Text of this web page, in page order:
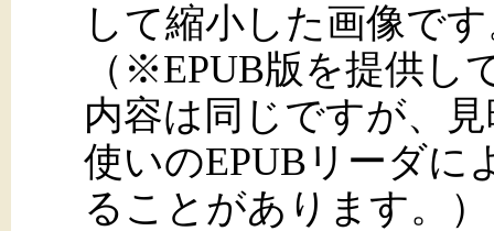
して縮小した画像で
（※EPUB版を提供し
内容は同じですが、
使いのEPUBリーダに
ることがあります。）